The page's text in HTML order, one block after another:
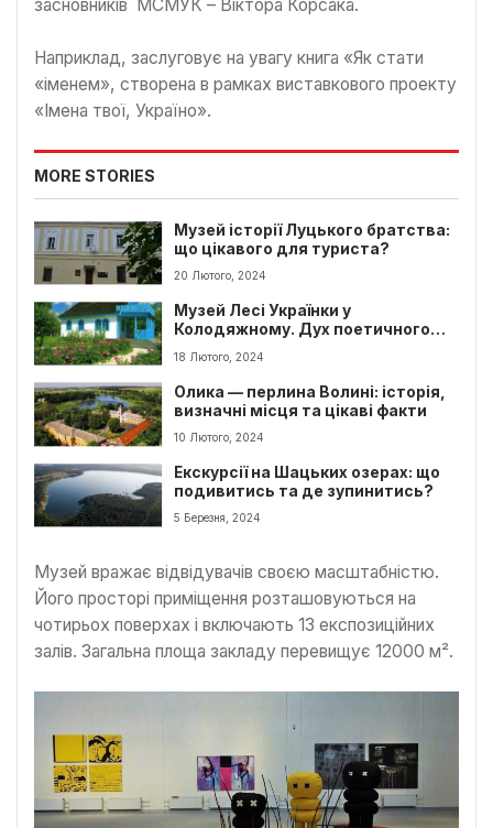
засновників МСМУК – Віктора Корсака.
Наприклад, заслуговує на увагу книга «Як стати
«іменем», створена в рамках виставкового проекту
«Імена твої, Україно».
MORE STORIES
Музей історії Луцького братства:
що цікавого для туриста?
20 Лютого, 2024
Музей Лесі Українки у
Колодяжному. Дух поетичного
спадку
18 Лютого, 2024
Олика — перлина Волині: історія,
визначні місця та цікаві факти
10 Лютого, 2024
Екскурсії на Шацьких озерах: що
подивитись та де зупинитись?
5 Березня, 2024
Музей вражає відвідувачів своєю масштабністю.
Його просторі приміщення розташовуються на
чотирьох поверхах і включають 13 експозиційних
залів. Загальна площа закладу перевищує 12000 м².